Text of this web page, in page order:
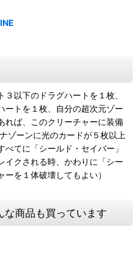
以下のドラグハートを１枚、
ートを１枚、自分の超次元ゾー
れば、このクリーチャーに装備
ゾーンに光のカードが５枚以上
てに「シールド・セイバー」
イクされる時、かわりに「シー
を１体破壊してもよい）
な商品も買っています